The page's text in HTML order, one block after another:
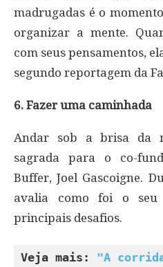
madrugadas é o
organizar a mente.
com seus pensamentos,
segundo reportagem da
6. Fazer uma caminhada
Andar sob a brisa da
sagrada para o co-
Buffer, Joel Gascoigne.
avalia como foi o
principais desafios.
Veja mais: "A